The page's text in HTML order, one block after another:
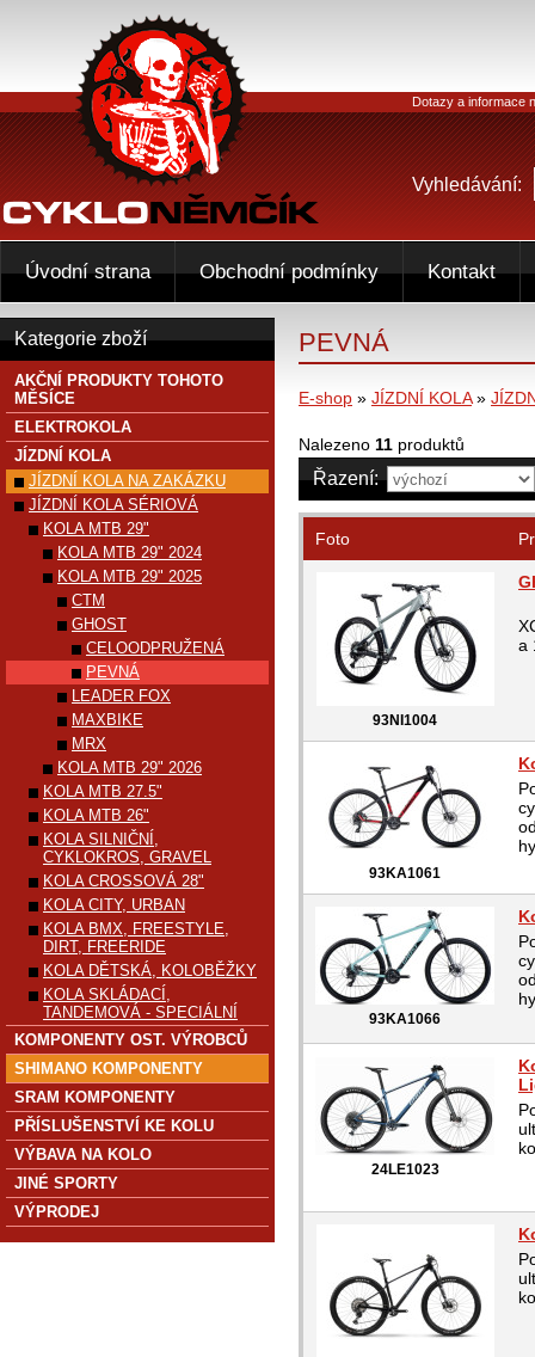
PEVNÁ
E-shop » JÍZDNÍ KOLA»
Nalezeno 11 produktů
Řazení:
Foto
93NI1004
a
93KA1061
93KA1066
24LE1023
Kategorie zboží
AKČNÍ PRODUKTY TOHOTO
MĚSÍCE
ELEKTROKOLA
JÍZDNÍ KOLA
JÍZDNÍ KOLA NA ZAKÁZKU
JÍZDNÍ KOLA SÉRIOVÁ
KOLA MTB 29"
KOLA MTB 29" 2024
KOLA MTB 29" 2025
CTM
GHOST
CELOODPRUŽENÁ
PEVNÁ
LEADER FOX
MAXBIKE
MRX
KOLA MTB 29" 2026
KOLA MTB 27.5"
KOLA MTB 26"
KOLA SILNIČNÍ,
CYKLOKROS, GRAVEL
KOLA CROSSOVÁ 28"
KOLA CITY, URBAN
KOLA BMX, FREESTYLE,
DIRT, FREERIDE
KOLA DĚTSKÁ, KOLOBĚŽKY
KOLA SKLÁDACÍ,
TANDEMOVÁ - SPECIÁLNÍ
KOMPONENTY OST. VÝROBCŮ
SHIMANO KOMPONENTY
SRAM KOMPONENTY
PŘÍSLUŠENSTVÍ KE KOLU
VÝBAVA NA KOLO
JINÉ SPORTY
VÝPRODEJ
Dotazy a informace
Vyhledávání:
Úvodní strana Obchodní podmínky Kontakt